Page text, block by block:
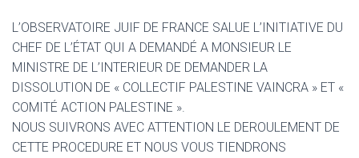
L’OBSERVATOIRE JUIF DE FRANCE SALUE L’INITIATIVE DU
CHEF DE L’ÉTAT QUI A DEMANDÉ A MONSIEUR LE
MINISTRE DE L’INTERIEUR DE DEMANDER LA
DISSOLUTION DE « COLLECTIF PALESTINE VAINCRA » ET «
COMITÉ ACTION PALESTINE ».
NOUS SUIVRONS AVEC ATTENTION LE DEROULEMENT DE
CETTE PROCEDURE ET NOUS VOUS TIENDRONS